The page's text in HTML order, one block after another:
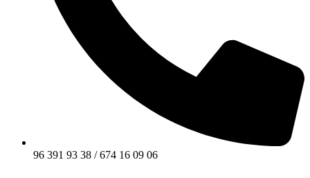
96 391 93 38 / 674 16 09 06